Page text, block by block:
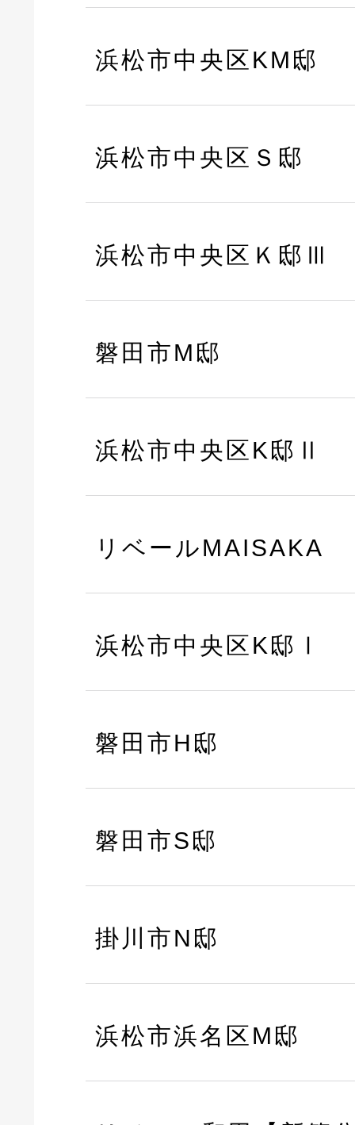
浜松市中央区KM邸
浜松市中央区Ｓ邸
浜松市中央区Ｋ邸Ⅲ
磐田市M邸
浜松市中央区K邸Ⅱ
リベールMAISAKA
浜松市中央区K邸Ⅰ
磐田市H邸
磐田市S邸
掛川市N邸
浜松市浜名区M邸